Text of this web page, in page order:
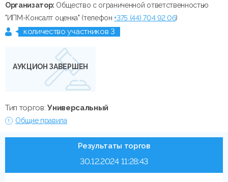
Организатор: Общество с ограниченной ответственностью
"ИПМ-Консалт оценка" (телефон+375 (44) 704 92 06)
количество участников 3
АУКЦИОН ЗАВЕРШЕН
Тип торгов:Универсальный
Общие правила
Результаты торгов
30.12.2024 11:28:43